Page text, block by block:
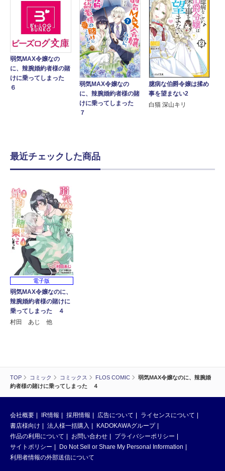
TOP コミック コミックス FLOS COMIC
弱気MAX令嬢なのに、辣腕婚
約者様の賭けに乗ってしまった ４
弱気MAX令嬢なの
に、辣腕婚約者様の賭
けに乗ってしまった
６
弱気MAX令嬢なの
に、辣腕婚約者様の賭
けに乗ってしまった
７
臆病な伯爵令嬢は揉め
事を望まない2
白猫 深山キリ
最近チェックした商品
電子版
弱気MAX令嬢なのに、
辣腕婚約者様の賭けに
乗ってしまった ４
村田 あじ 他
会社概要 IR情報 採用情報 広告について
ライセンスについて
書店様向け
法人様一括購入
KADOKAWAグループ
作品の利用について
お問い合わせ
プライバシーポリシー
サイトポリシー
Do Not Sell or Share My Personal Information
利用者情報の外部送信について